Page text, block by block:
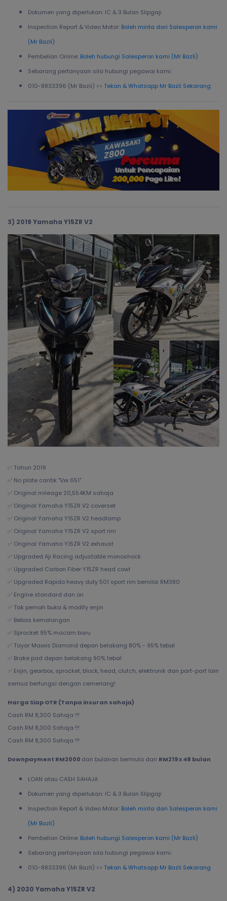
Dokumen yang diperlukan: IC & 3 Bulan Slipgaji
Inspection Report & Video Motor: Boleh minta dari Salesperon kami
(Mr Bazli)
Pembelian Online: Boleh hubungi Salesperon kami (Mr Bazli)
Sebarang pertanyaan sila hubungi pegawai kami:
010-8833396 (Mr Bazli) >> Tekan & Whatsapp Mr Bazli Sekarang
3) 2019 Yamaha Y15ZR V2
✅ Tahun 2019
✅ No plate cantik "Vxx 651"
✅ Original mileage 20,554KM sahaja
✅ Original Yamaha Y15ZR V2 coverset
✅ Original Yamaha Y15ZR V2 headlamp
✅ Original Yamaha Y15ZR V2 sport rim
✅ Original Yamaha Y15ZR V2 exhaust
✅ Upgraded Aji Racing adjustable monoshock
✅ Upgraded Carbon Fiber Y15ZR head cowl
✅ Upgraded Rapido heavy duty 501 sport rim bernilai RM380
✅ Engine standard dan ori
✅ Tak pernah buka & modify enjin
✅ Bebas kemalangan
✅ Sprocket 95% macam baru
✅ Tayar Maxxis Diamond depan belakang 80% - 95% tebal
✅ Brake pad depan belakang 90% tebal
✅ Enjin, gearbox, sprocket, block, head, clutch, elektronik dan part-part lain
semua berfungsi dengan cemerlang!
Harga Siap OTR (Tanpa insuran sahaja)
Cash RM 8,300 Sahaja !!!
Cash RM 8,300 Sahaja !!!
Cash RM 8,300 Sahaja !!!
Downpayment RM2000 dan bulanan bermula dari RM219 x 48 bulan
LOAN atau CASH SAHAJA
Dokumen yang diperlukan: IC & 3 Bulan Slipgaji
Inspection Report & Video Motor: Boleh minta dari Salesperon kami
(Mr Bazli)
Pembelian Online: Boleh hubungi Salesperon kami (Mr Bazli)
Sebarang pertanyaan sila hubungi pegawai kami:
010-8833396 (Mr Bazli) >> Tekan & Whatsapp Mr Bazli Sekarang
4) 2020 Yamaha Y15ZR V2